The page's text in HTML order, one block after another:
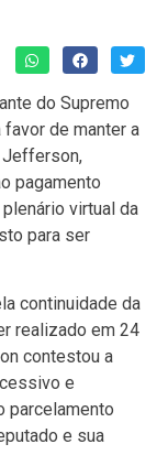
do Supremo
de manter a
Jefferson,
pagamento
virtual da
para ser
continuidade da
realizado em 24
contestou a
e
parcelamento
e sua